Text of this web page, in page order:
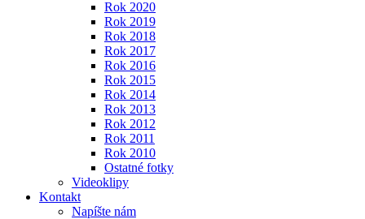
Rok 2020
Rok 2019
Rok 2018
Rok 2017
Rok 2016
Rok 2015
Rok 2014
Rok 2013
Rok 2012
Rok 2011
Rok 2010
Ostatné fotky
Videoklipy
Kontakt
Napíšte nám